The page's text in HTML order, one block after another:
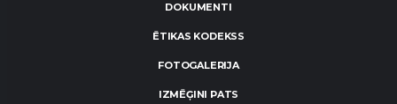
DOKUMENTI
ĒTIKAS KODEKSS
FOTOGALERIJA
IZMĒĢINI PATS